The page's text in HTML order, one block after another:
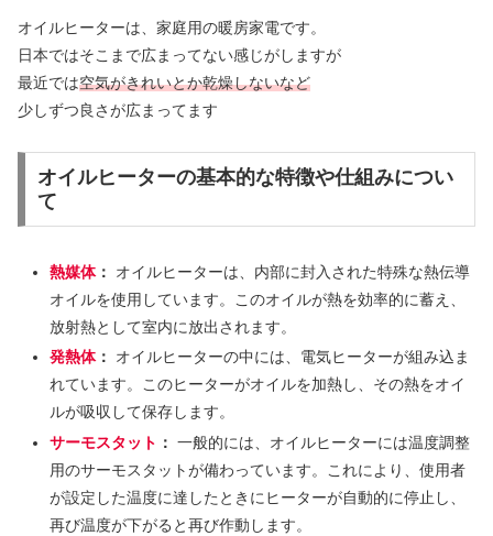
オイルヒーターは、家庭用の暖房家電です。
日本ではそこまで広まってない感じがしますが
最近では空気がきれいとか乾燥しないなど
少しずつ良さが広まってます
オイルヒーターの基本的な特徴や仕組みについ
て
熱媒体：
オイルヒーターは、内部に封入された特殊な熱伝導
オイルを使用しています。このオイルが熱を効率的に蓄え、
放射熱として室内に放出されます。
発熱体：
オイルヒーターの中には、電気ヒーターが組み込ま
れています。このヒーターがオイルを加熱し、その熱をオイ
ルが吸収して保存します。
サーモスタット ： 一般的には、オイルヒーターには温度調整
用のサーモスタットが備わっています。これにより、使用者
が設定した温度に達したときにヒーターが自動的に停止し、
再び温度が下がると再び作動します。